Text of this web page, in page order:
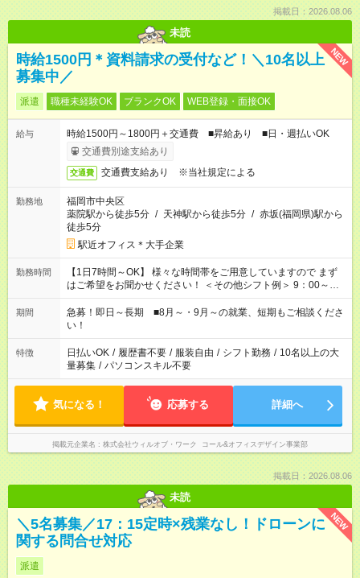
掲載日：2026.08.06
未読
NEW
時給1500円＊資料請求の受付など！＼10名以上
募集中／
派遣 職種未経験OK ブランクOK WEB登録・面接OK
給与
時給1500円～1800円＋交通費 ■昇給あり ■日・週払いOK
交通費別途支給あり
交通費 交通費支給あり ※当社規定による
勤務地
福岡市中央区
薬院駅から徒歩5分 / 天神駅から徒歩5分 / 赤坂(福岡県)駅から
徒歩5分
駅近オフィス＊大手企業
勤務時間
【1日7時間～OK】 様々な時間帯をご用意していますので まず
はご希望をお聞かせください！ ＜その他シフト例＞ 9：00～
17：00 11：00～20：00 などなど！その他のお時間もOKです！
期間
急募！即日～長期 ■8月～・9月～の就業、短期もご相談くださ
い！
特徴 日払いOK / 履歴書不要 / 服装自由 / シフト勤務 / 10名以上の大
量募集 / パソコンスキル不要
気になる！ 応募する 詳細へ
掲載元企業名 株式会社ウィルオブ・ワーク コール&オフィスデザイン事業部
掲載日：2026.08.06
未読
NEW
＼5名募集／17：15定時×残業なし！ドローンに
関する問合せ対応
派遣